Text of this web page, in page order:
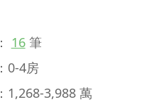
16筆
0-4房
1,268-3,988 萬